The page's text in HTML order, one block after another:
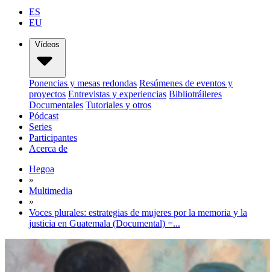
ES
EU
Vídeos
Ponencias y mesas redondas Resúmenes de eventos y
proyectos Entrevistas y experiencias Bibliotráileres
Documentales Tutoriales y otros
Pódcast
Series
Participantes
Acerca de
Hegoa
»
Multimedia
»
Voces plurales: estrategias de mujeres por la memoria y la
justicia en Guatemala (Documental) =...